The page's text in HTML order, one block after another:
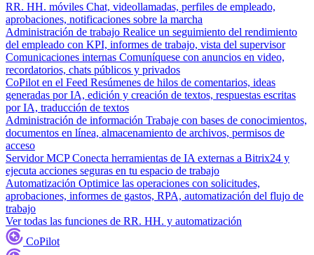
RR. HH. móviles Chat, videollamadas, perfiles de empleado,
aprobaciones, notificaciones sobre la marcha
Administración de trabajo Realice un seguimiento del rendimiento
del empleado con KPI, informes de trabajo, vista del supervisor
Comunicaciones internas Comuníquese con anuncios en video,
recordatorios, chats públicos y privados
CoPilot en el Feed Resúmenes de hilos de comentarios, ideas
generadas por IA, edición y creación de textos, respuestas escritas
por IA, traducción de textos
Administración de información Trabaje con bases de conocimientos,
documentos en línea, almacenamiento de archivos, permisos de
acceso
Servidor MCP Conecta herramientas de IA externas a Bitrix24 y
ejecuta acciones seguras en tu espacio de trabajo
Automatización Optimice las operaciones con solicitudes,
aprobaciones, informes de gastos, RPA, automatización del flujo de
trabajo
Ver todas las funciones de RR. HH. y automatización
CoPilot